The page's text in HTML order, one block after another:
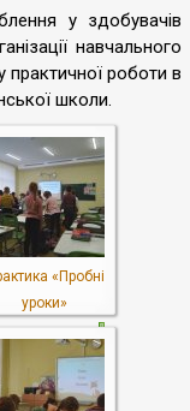
у здобувачів
навчального
практичної роботи в
школи.
«Пробні
уроки»